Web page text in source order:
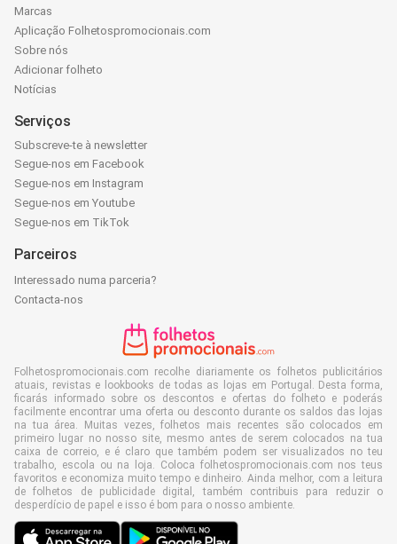
Marcas
Aplicação Folhetospromocionais.com
Sobre nós
Adicionar folheto
Notícias
Serviços
Subscreve-te à newsletter
Segue-nos em Facebook
Segue-nos em Instagram
Segue-nos em Youtube
Segue-nos em TikTok
Parceiros
Interessado numa parceria?
Contacta-nos
Folhetospromocionais.com recolhe diariamente os folhetos publicitários
atuais, revistas e lookbooks de todas as lojas em Portugal. Desta forma,
ficarás informado sobre os descontos e ofertas do folheto e poderás
facilmente encontrar uma oferta ou desconto durante os saldos das lojas
na tua área. Muitas vezes, folhetos mais recentes são colocados em
primeiro lugar no nosso site, mesmo antes de serem colocados na tua
caixa de correio, e é claro que também podem ser visualizados no teu
trabalho, escola ou na loja. Coloca folhetospromocionais.com nos teus
favoritos e economiza muito tempo e dinheiro. Ainda melhor, com a leitura
de folhetos de publicidade digital, também contribuis para reduzir o
desperdício de papel e isso é bom para o nosso ambiente.